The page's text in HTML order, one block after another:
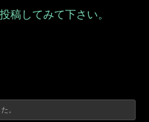
稿してみて下さい。
。